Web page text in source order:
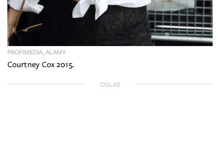
PROFIMEDIA, ALAMY
Courtney Cox 2015.
OGLAS